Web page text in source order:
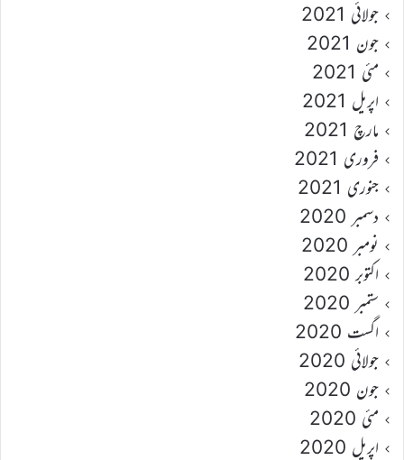
جولائی 2021
جون 2021
مئی 2021
اپریل 2021
مارچ 2021
فروری 2021
جنوری 2021
دسمبر 2020
نومبر 2020
اکتوبر 2020
ستمبر 2020
اگست 2020
جولائی 2020
جون 2020
مئی 2020
اپریل 2020